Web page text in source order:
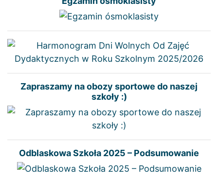
Zapraszamy na obozy sportowe do naszej
szkoły :)
Odblaskowa Szkoła 2025 – Podsumowanie